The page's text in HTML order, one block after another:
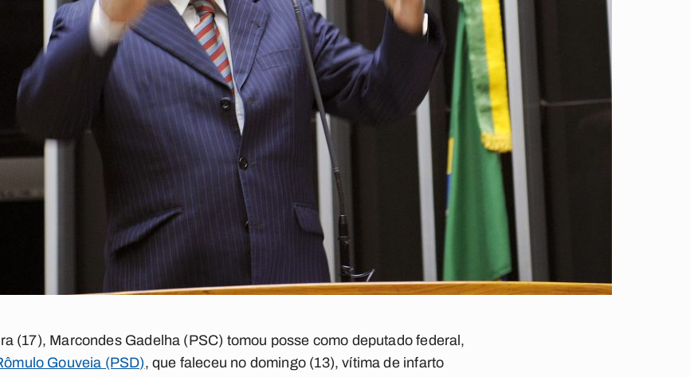
(17), Marcondes Gadelha (PSC) tomou posse como deputado federal,
Gouveia (PSD), que faleceu no domingo (13), vítima de infarto